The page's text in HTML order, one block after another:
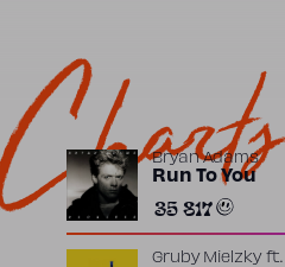
Charts
Bryan Adams
Run To You
35 817
Gruby Mielzkyft.